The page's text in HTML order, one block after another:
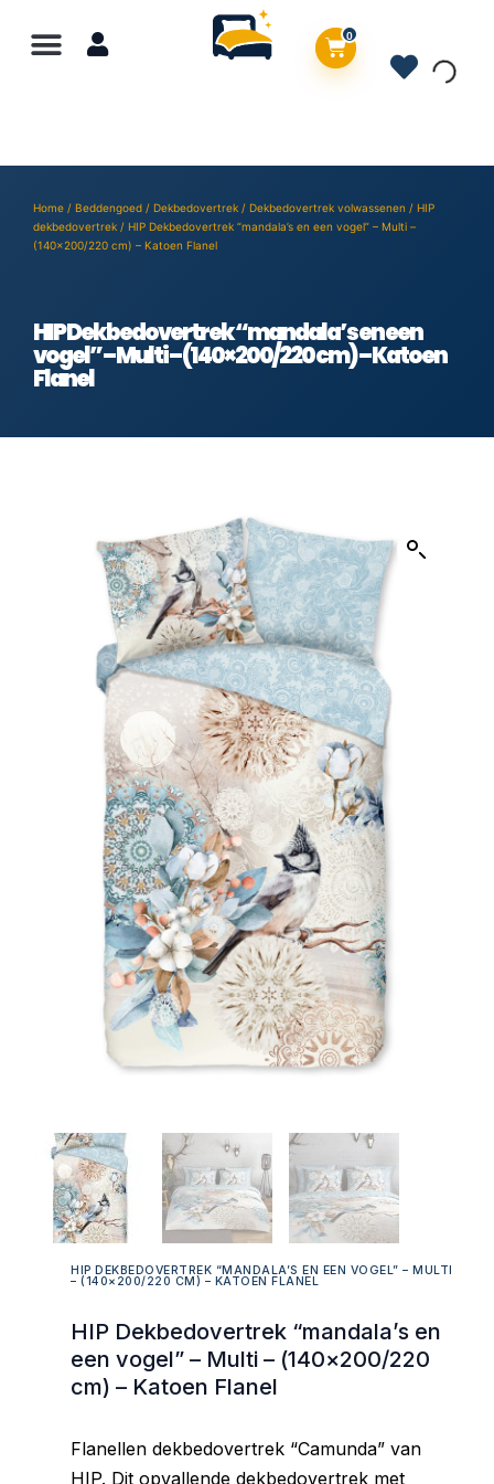
0
Home / Beddengoed / Dekbedovertrek / Dekbedovertrek volwassenen / HIP
dekbedovertrek / HIP Dekbedovertrek “mandala’s en een vogel” – Multi –
(140×200/220 cm) – Katoen Flanel
HIP Dekbedovertrek “mandala’s en een
vogel” – Multi – (140×200/220 cm) – Katoen
Flanel
HIP DEKBEDOVERTREK “MANDALA’S EN EEN VOGEL” – MULTI
– (140×200/220 CM) – KATOEN FLANEL
HIP Dekbedovertrek “mandala’s en
een vogel” – Multi – (140×200/220
cm) – Katoen Flanel
Flanellen dekbedovertrek “Camunda” van
HIP. Dit opvallende dekbedovertrek met